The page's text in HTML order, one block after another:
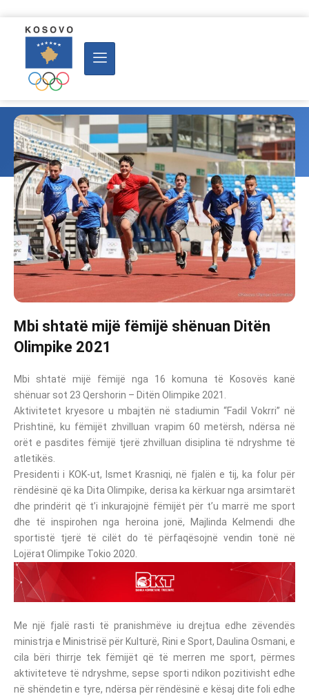
Mbi shtatë mijë fëmijë shënuan Ditën
Olimpike 2021
Mbi shtatë mijë fëmijë nga 16 komuna të Kosovës kanë
shënuar sot 23 Qershorin – Ditën Olimpike 2021.
Aktivitetet kryesore u mbajtën në stadiumin “Fadil Vokrri” në
Prishtinë, ku fëmijët zhvilluan vrapim 60 metërsh, ndërsa në
orët e pasdites fëmijë tjerë zhvilluan disiplina të ndryshme të
atletikës.
Presidenti i KOK-ut, Ismet Krasniqi, në fjalën e tij, ka folur për
rëndësinë që ka Dita Olimpike, derisa ka kërkuar nga arsimtarët
dhe prindërit që t’i inkurajojnë fëmijët për t’u marrë me sport
dhe të inspirohen nga heroina jonë, Majlinda Kelmendi dhe
sportistë tjerë të cilët do të përfaqësojnë vendin tonë në
Lojërat Olimpike Tokio 2020.
Me një fjalë rasti të pranishmëve iu drejtua edhe zëvendës
ministrja e Ministrisë për Kulturë, Rini e Sport, Daulina Osmani, e
cila bëri thirrje tek fëmijët që të merren me sport, përmes
aktiviteteve të ndryshme, sepse sporti ndikon pozitivisht edhe
në shëndetin e tyre, ndërsa për rëndësinë e kësaj dite foli edhe